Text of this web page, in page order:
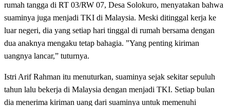
rumah tangga di RT 03/RW 07, Desa Solokuro, menyatakan bahwa
suaminya juga menjadi TKI di Malaysia. Meski ditinggal kerja ke
luar negeri, dia yang setiap hari tinggal di rumah bersama dengan
dua anaknya mengaku tetap bahagia. ”Yang penting kiriman
uangnya lancar,” tuturnya.
Istri Arif Rahman itu menuturkan, suaminya sejak sekitar sepuluh
tahun lalu bekerja di Malaysia dengan menjadi TKI. Setiap bulan
dia menerima kiriman uang dari suaminya untuk memenuhi